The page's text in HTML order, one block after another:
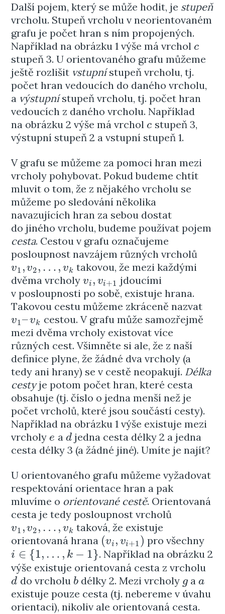
Další pojem, který se může hodit, je stupeň
vrcholu. Stupeň vrcholu v neorientovaném
grafu je počet hran s ním propojených.
Například na obrázku 1 výše má vrcholc
c
stupeň 3. U orientovaného grafu můžeme
ještě rozlišit vstupnístupeň vrcholu, tj.
počet hran vedoucích do daného vrcholu,
a výstupnístupeň vrcholu, tj. počet hran
vedoucích z daného vrcholu. Například
na obrázku 2 výše má vrcholc
c stupeň 3,
výstupní stupeň 2 a vstupní stupeň 1.
V grafu se můžeme za pomoci hran mezi
vrcholy pohybovat. Pokud budeme chtít
mluvit o tom, že z nějakého vrcholu se
můžeme po sledování několika
navazujících hran za sebou dostat
do jiného vrcholu, budeme používat pojem
cesta. Cestou v grafu označujeme
posloupnost navzájem různých vrcholů
v1 , v2 , … , vk
v1 v2,… v k
takovou, že mezi každými
dvěma vrcholyvi , vi+1
vi,vi+1
jdoucími
v posloupnosti po sobě, existuje hrana.
Takovou cestu můžeme zkráceně nazvat
v1–vk
v1 –vk
cestou. V grafu může samozřejmě
mezi dvěma vrcholy existovat více
různých cest. Všimněte si ale, že z naší
definice plyne, že žádné dva vrcholy (a
tedy ani hrany) se v cestě neopakují. Délka
cestyje potom počet hran, které cesta
obsahuje (tj. číslo o jedna menší než je
počet vrcholů, které jsou součástí cesty).
Například na obrázku 1 výše existuje mezi
vrcholy e
e a d
djedna cesta délky 2 a jedna
cesta délky 3 (a žádné jiné). Umíte je najít?
U orientovaného grafu můžeme vyžadovat
respektování orientace hran a pak
mluvíme o orientované cestě. Orientovaná
cesta je tedy posloupnost vrcholů
v1 , v2 , … , vk
v1 v2,… v k
taková, že existuje
orientovaná hrana (vi , vi+1 )
(vi,v i+1) pro všechny
i ∈ {1, … , k − 1}
i∈{ 1,…,k−1 }
. Například na obrázku 2
výše existuje orientovaná cesta z vrcholu
d
d do vrcholu b
bdélky 2. Mezi vrcholy g
g aa
a
existuje pouze cesta (tj. nebereme v úvahu
orientaci), nikoliv ale orientovaná cesta.